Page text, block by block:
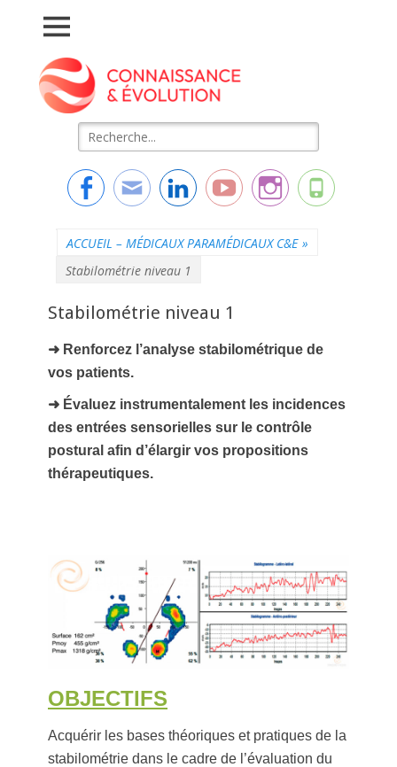
Connaissance &
L'essentiel de la formation
Rechercher :
Facebook
Adresse
contact
LinkedinYouTube
Instagram
Tél
ACCUEIL – MÉDICAUX PARAMÉDICAUX C&E »
Stabilométrie niveau 1
Stabilométrie niveau 1
➜ Renforcez l’analyse stabilométrique de
vos patients.
➜ Évaluez instrumentalement les incidences
des entrées sensorielles sur le contrôle
postural afin d’élargir vos propositions
thérapeutiques.
OBJECTIFS
Acquérir les bases théoriques et pratiques de la
stabilométrie dans le cadre de l’évaluation du